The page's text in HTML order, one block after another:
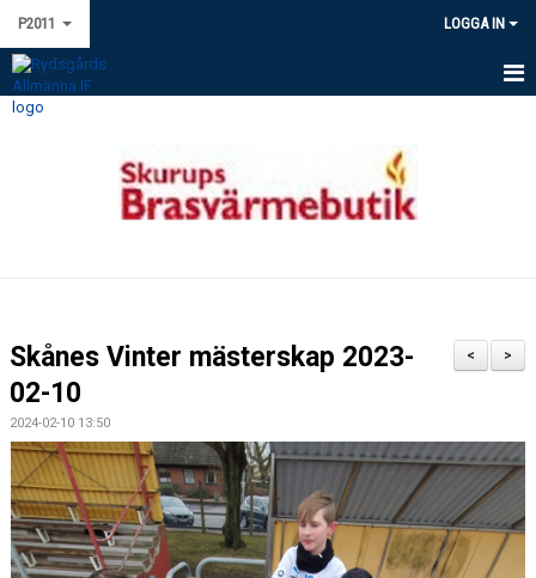
P2011 LOGGA IN
HEM
BILDGALLERI
DOKUMENT
KONTAKT
>
<
Skånes Vinter mästerskap 2023-
02-10
2024-02-10 13:50